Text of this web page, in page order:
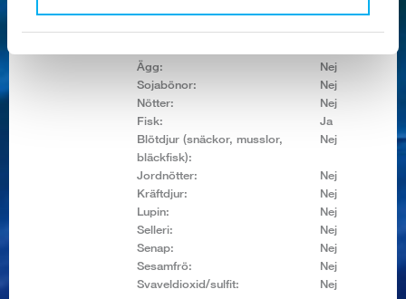
Allerginyckel: Spannmål som innehåller gluten:
Nej
Mjölk och mjölkprod. (inkl.
Nej
Ägg:
Nej
Sojabönor:
Nej
Nötter:
Nej
Fisk:
Ja
Blötdjur (snäckor, musslor,
bläckfisk):
Nej
Jordnötter:
Nej
Kräftdjur:
Nej
Lupin:
Nej
Selleri:
Nej
Senap:
Nej
Sesamfrö:
Nej
Svaveldioxid/sulfit:
Nej